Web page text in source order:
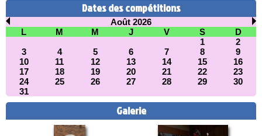
Dates des compétitions
Août 2026
L
M M J V S
D
1
2
3
4 5 6 7 8
9
10
11 12 13 14 15
16
17
18 19 20 21 22
23
24
25 26 27 28 29
30
31
Galerie